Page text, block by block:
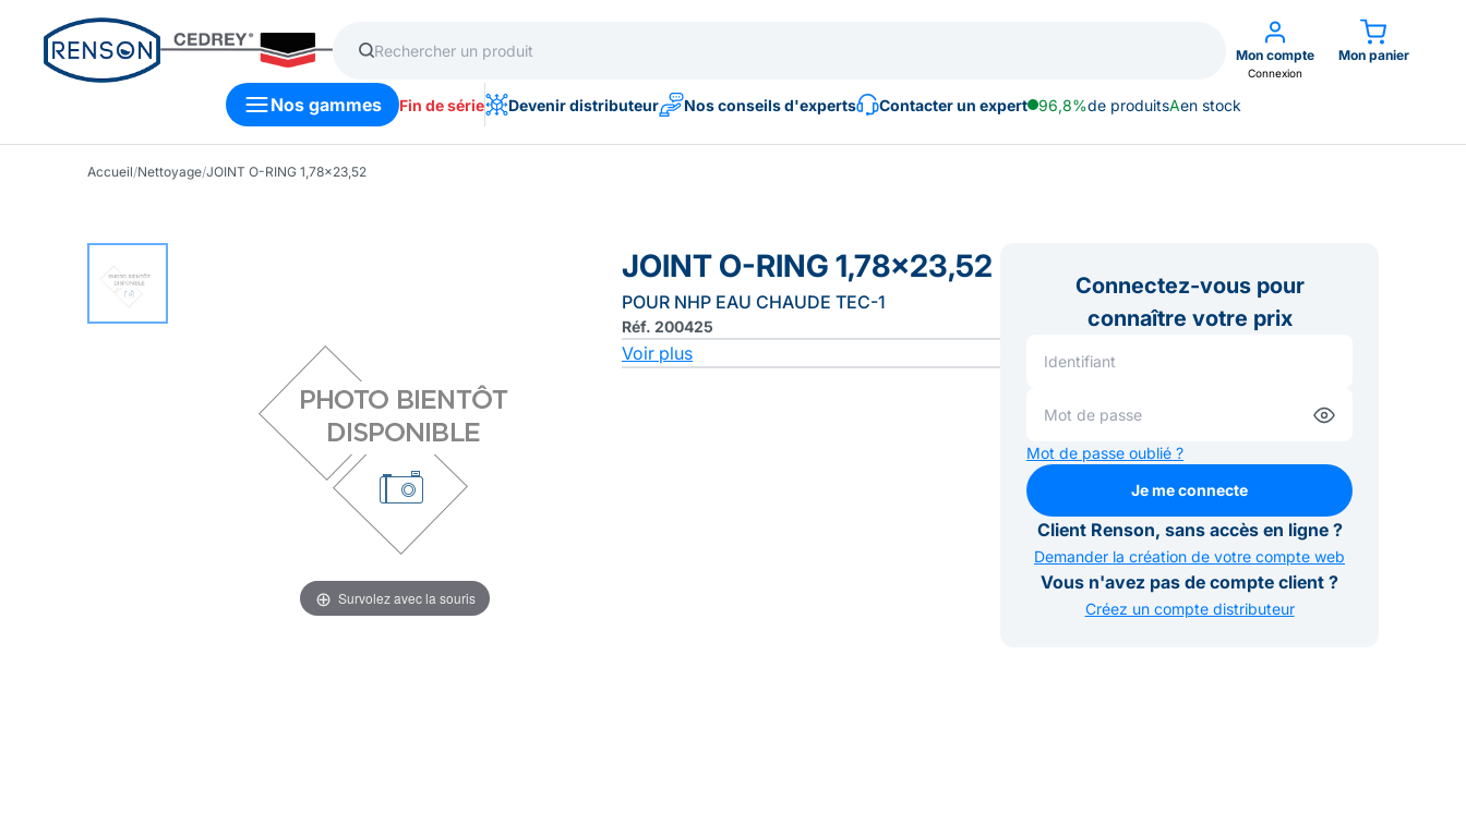
Mon compte
Connexion
Mon panier
Nos gammes Fin de série Devenir distributeur Nos conseils d'experts Contacter un expert 96,8%de produitsAen stock
Accueil/Nettoyage/JOINT O-RING 1,78x23,52
Survolez avec la souris
JOINT O-RING 1,78x23,52
POUR NHP EAU CHAUDE TEC-1
Réf. 200425
Voir plus
Connectez-vous pour
connaître votre prix
Mot de passe oublié ?
Je me connecte
Client Renson, sans accès en ligne ?
Demander la création de votre compte web
Vous n'avez pas de compte client ?
Créez un compte distributeur